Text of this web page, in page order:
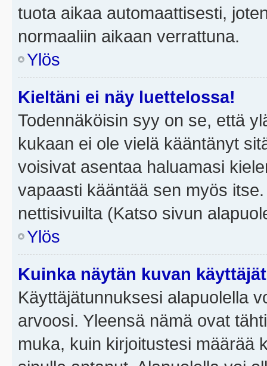
tuota aikaa automaattisesti,
normaaliin aikaan verrattuna.
Ylös
Kieltäni ei näy luettelossa!
Todennäköisin syy on se, että
kukaan ei ole vielä kääntänyt
voisivat asentaa haluamasi
vapaasti kääntää sen myös
nettisivuilta (Katso sivun
Ylös
Kuinka näytän kuvan
Käyttäjätunnuksesi alapuolella
arvoosi. Yleensä nämä ovat
muka, kuin kirjoitustesi määrää